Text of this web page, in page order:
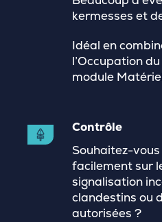
kermesses et
Idéal en
l’Occupation
module
Contrôle
Souhaitez-
facilement sur
signalisation
clandestins ou
autorisées ?